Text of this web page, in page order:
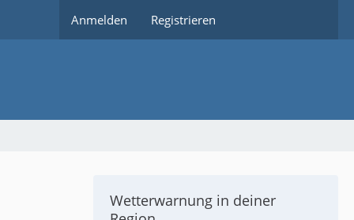
Anmelden Registrieren
Wetterwarnung in deiner